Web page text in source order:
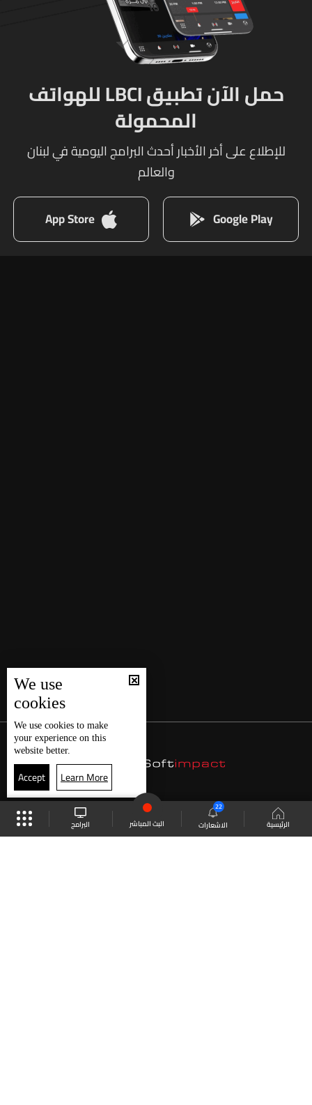
الرئيسية الاشعارات
22
البث المباشر البرامج
حمل الآن تطبيق LBCI للهواتف
المحمولة
للإطلاع على أخر الأخبار أحدث البرامج اليومية في لبنان
والعالم
Google Play
App Store
We use
cookies
We use cookies to make
your experience on this
website better.
Accept Learn More
موقع البرامج الجدول البث المباشر